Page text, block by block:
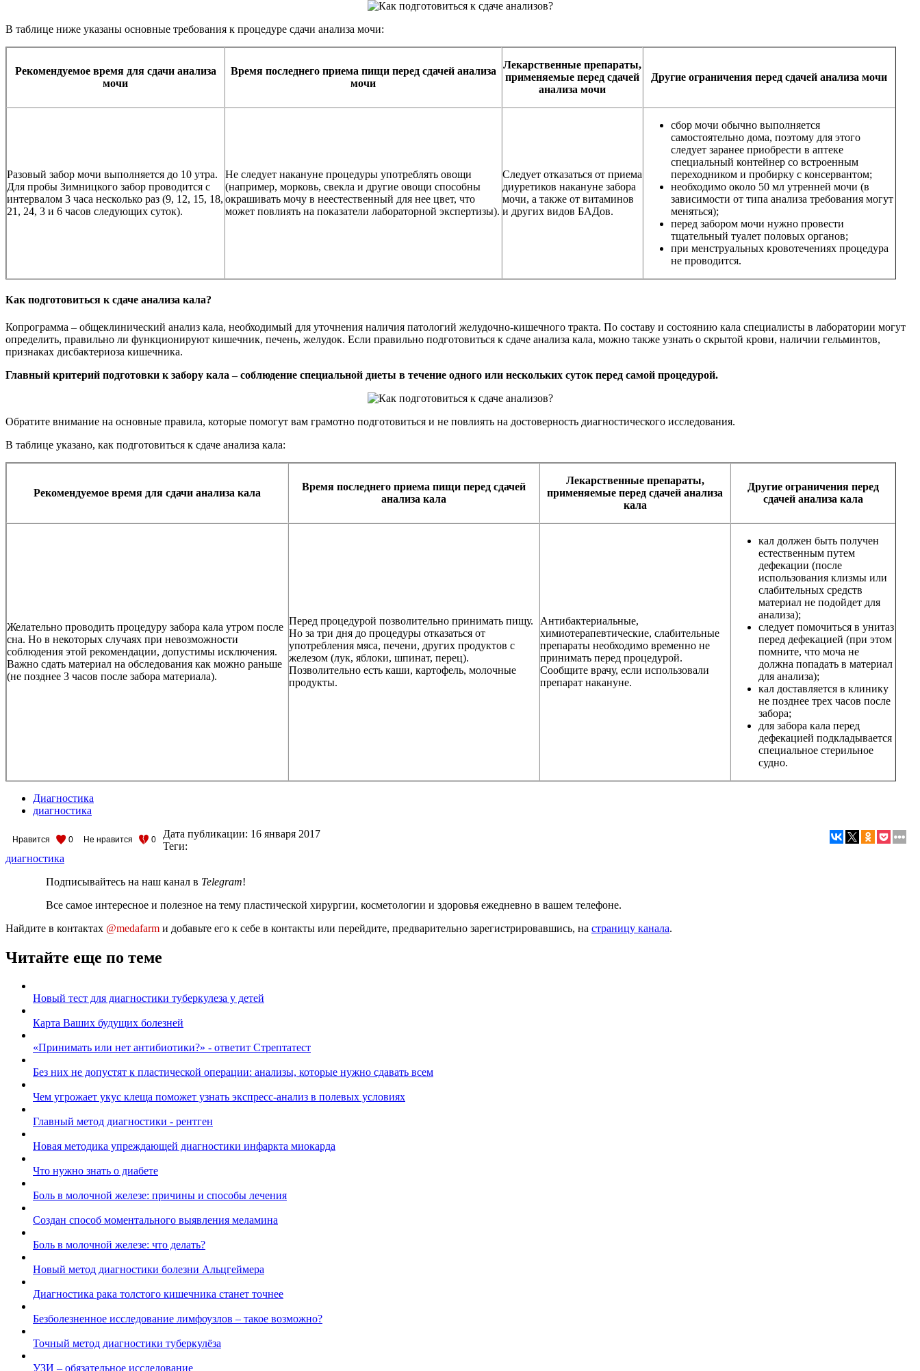
В таблице ниже указаны основные требования к процедуре сдачи анализа мочи:
Рекомендуемое время для сдачи анализа
мочи
Время последнего приема пищи перед сдачей анализа
мочи
Лекарственные препараты,
применяемые перед сдачей
анализа мочи
Другие ограничения перед сдачей анализа мочи
Разовый забор мочи выполняется до 10 утра.
Для пробы Зимницкого забор проводится с
интервалом 3 часа несколько раз (9, 12, 15, 18,
21, 24, 3 и 6 часов следующих суток).
Не следует накануне процедуры употреблять овощи
(например, морковь, свекла и другие овощи способны
окрашивать мочу в неестественный для нее цвет, что
может повлиять на показатели лабораторной экспертизы).
Следует отказаться от приема
диуретиков накануне забора
мочи, а также от витаминов
и других видов БАДов.
сбор мочи обычно выполняется
самостоятельно дома, поэтому для этого
следует заранее приобрести в аптеке
специальный контейнер со встроенным
переходником и пробирку с консервантом;
необходимо около 50 мл утренней мочи (в
зависимости от типа анализа требования могут
меняться);
перед забором мочи нужно провести
тщательный туалет половых органов;
при менструальных кровотечениях процедура
не проводится.
Как подготовиться к сдаче анализа кала?
Копрограмма – общеклинический анализ кала, необходимый для уточнения наличия патологий желудочно-кишечного тракта. По составу и состоянию кала специалисты в лаборатории могут
определить, правильно ли функционируют кишечник, печень, желудок. Если правильно подготовиться к сдаче анализа кала, можно также узнать о скрытой крови, наличии гельминтов,
признаках дисбактериоза кишечника.
Главный критерий подготовки к забору кала – соблюдение специальной диеты в течение одного или нескольких суток перед самой процедурой.
Обратите внимание на основные правила, которые помогут вам грамотно подготовиться и не повлиять на достоверность диагностического исследования.
В таблице указано, как подготовиться к сдаче анализа кала:
Рекомендуемое время для сдачи анализа кала
Время последнего приема пищи перед сдачей
анализа кала
Лекарственные препараты,
применяемые перед сдачей анализа
кала
Другие ограничения перед
сдачей анализа кала
Желательно проводить процедуру забора кала утром после
сна. Но в некоторых случаях при невозможности
соблюдения этой рекомендации, допустимы исключения.
Важно сдать материал на обследования как можно раньше
(не позднее 3 часов после забора материала).
Перед процедурой позволительно принимать пищу.
Но за три дня до процедуры отказаться от
употребления мяса, печени, других продуктов с
железом (лук, яблоки, шпинат, перец).
Позволительно есть каши, картофель, молочные
продукты.
Антибактериальные,
химиотерапевтические, слабительные
препараты необходимо временно не
принимать перед процедурой.
Сообщите врачу, если использовали
препарат накануне.
кал должен быть получен
естественным путем
дефекации (после
использования клизмы или
слабительных средств
материал не подойдет для
анализа);
следует помочиться в унитаз
перед дефекацией (при этом
помните, что моча не
должна попадать в материал
для анализа);
кал доставляется в клинику
не позднее трех часов после
забора;
для забора кала перед
дефекацией подкладывается
специальное стерильное
судно.
Диагностика
диагностика
Нравится 0 Не нравится 0 Дата публикации: 16 января 2017
Теги:
диагностика
Подписывайтесь на наш канал в Telegram!
Все самое интересное и полезное на тему пластической хирургии, косметологии и здоровья ежедневно в вашем телефоне.
Найдите в контактах @medafarm и добавьте его к себе в контакты или перейдите, предварительно зарегистрировавшись, на страницу канала.
Читайте еще по теме
Новый тест для диагностики туберкулеза у детей
Карта Ваших будущих болезней
«Принимать или нет антибиотики?» - ответит Стрептатест
Без них не допустят к пластической операции: анализы, которые нужно сдавать всем
Чем угрожает укус клеща поможет узнать экспресс-анализ в полевых условиях
Главный метод диагностики - рентген
Новая методика упреждающей диагностики инфаркта миокарда
Что нужно знать о диабете
Боль в молочной железе: причины и способы лечения
Создан способ моментального выявления меламина
Боль в молочной железе: что делать?
Новый метод диагностики болезни Альцгеймера
Диагностика рака толстого кишечника станет точнее
Безболезненное исследование лимфоузлов – такое возможно?
Точный метод диагностики туберкулёза
УЗИ – обязательное исследование